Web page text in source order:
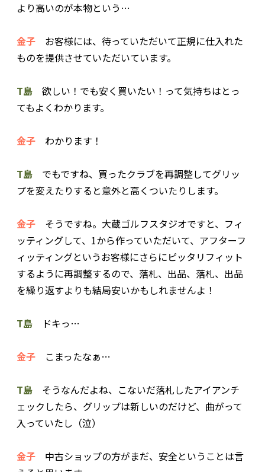
より高いのが本物という…
金子 お客様には、待っていただいて正規に仕入れた
ものを提供させていただいています。
T島 欲しい！でも安く買いたい！って気持ちはとっ
てもよくわかります。
金子 わかります！
T島 でもですね、買ったクラブを再調整してグリッ
プを変えたりすると意外と高くついたりします。
金子 そうですね。大蔵ゴルフスタジオですと、フィ
ッティングして、1から作っていただいて、アフターフ
ィッティングというお客様にさらにピッタリフィット
するように再調整するので、落札、出品、落札、出品
を繰り返すよりも結局安いかもしれませんよ！
T島 ドキっ…
金子 こまったなぁ…
T島 そうなんだよね、こないだ落札したアイアンチ
ェックしたら、グリップは新しいのだけど、曲がって
入っていたし（泣）
金子 中古ショップの方がまだ、安全ということは言